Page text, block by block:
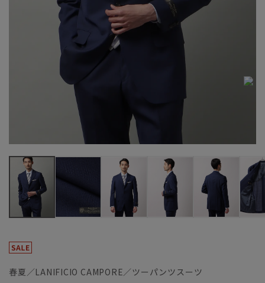
春夏／LANIFICIO CAMPORE／ツーパンツスーツ